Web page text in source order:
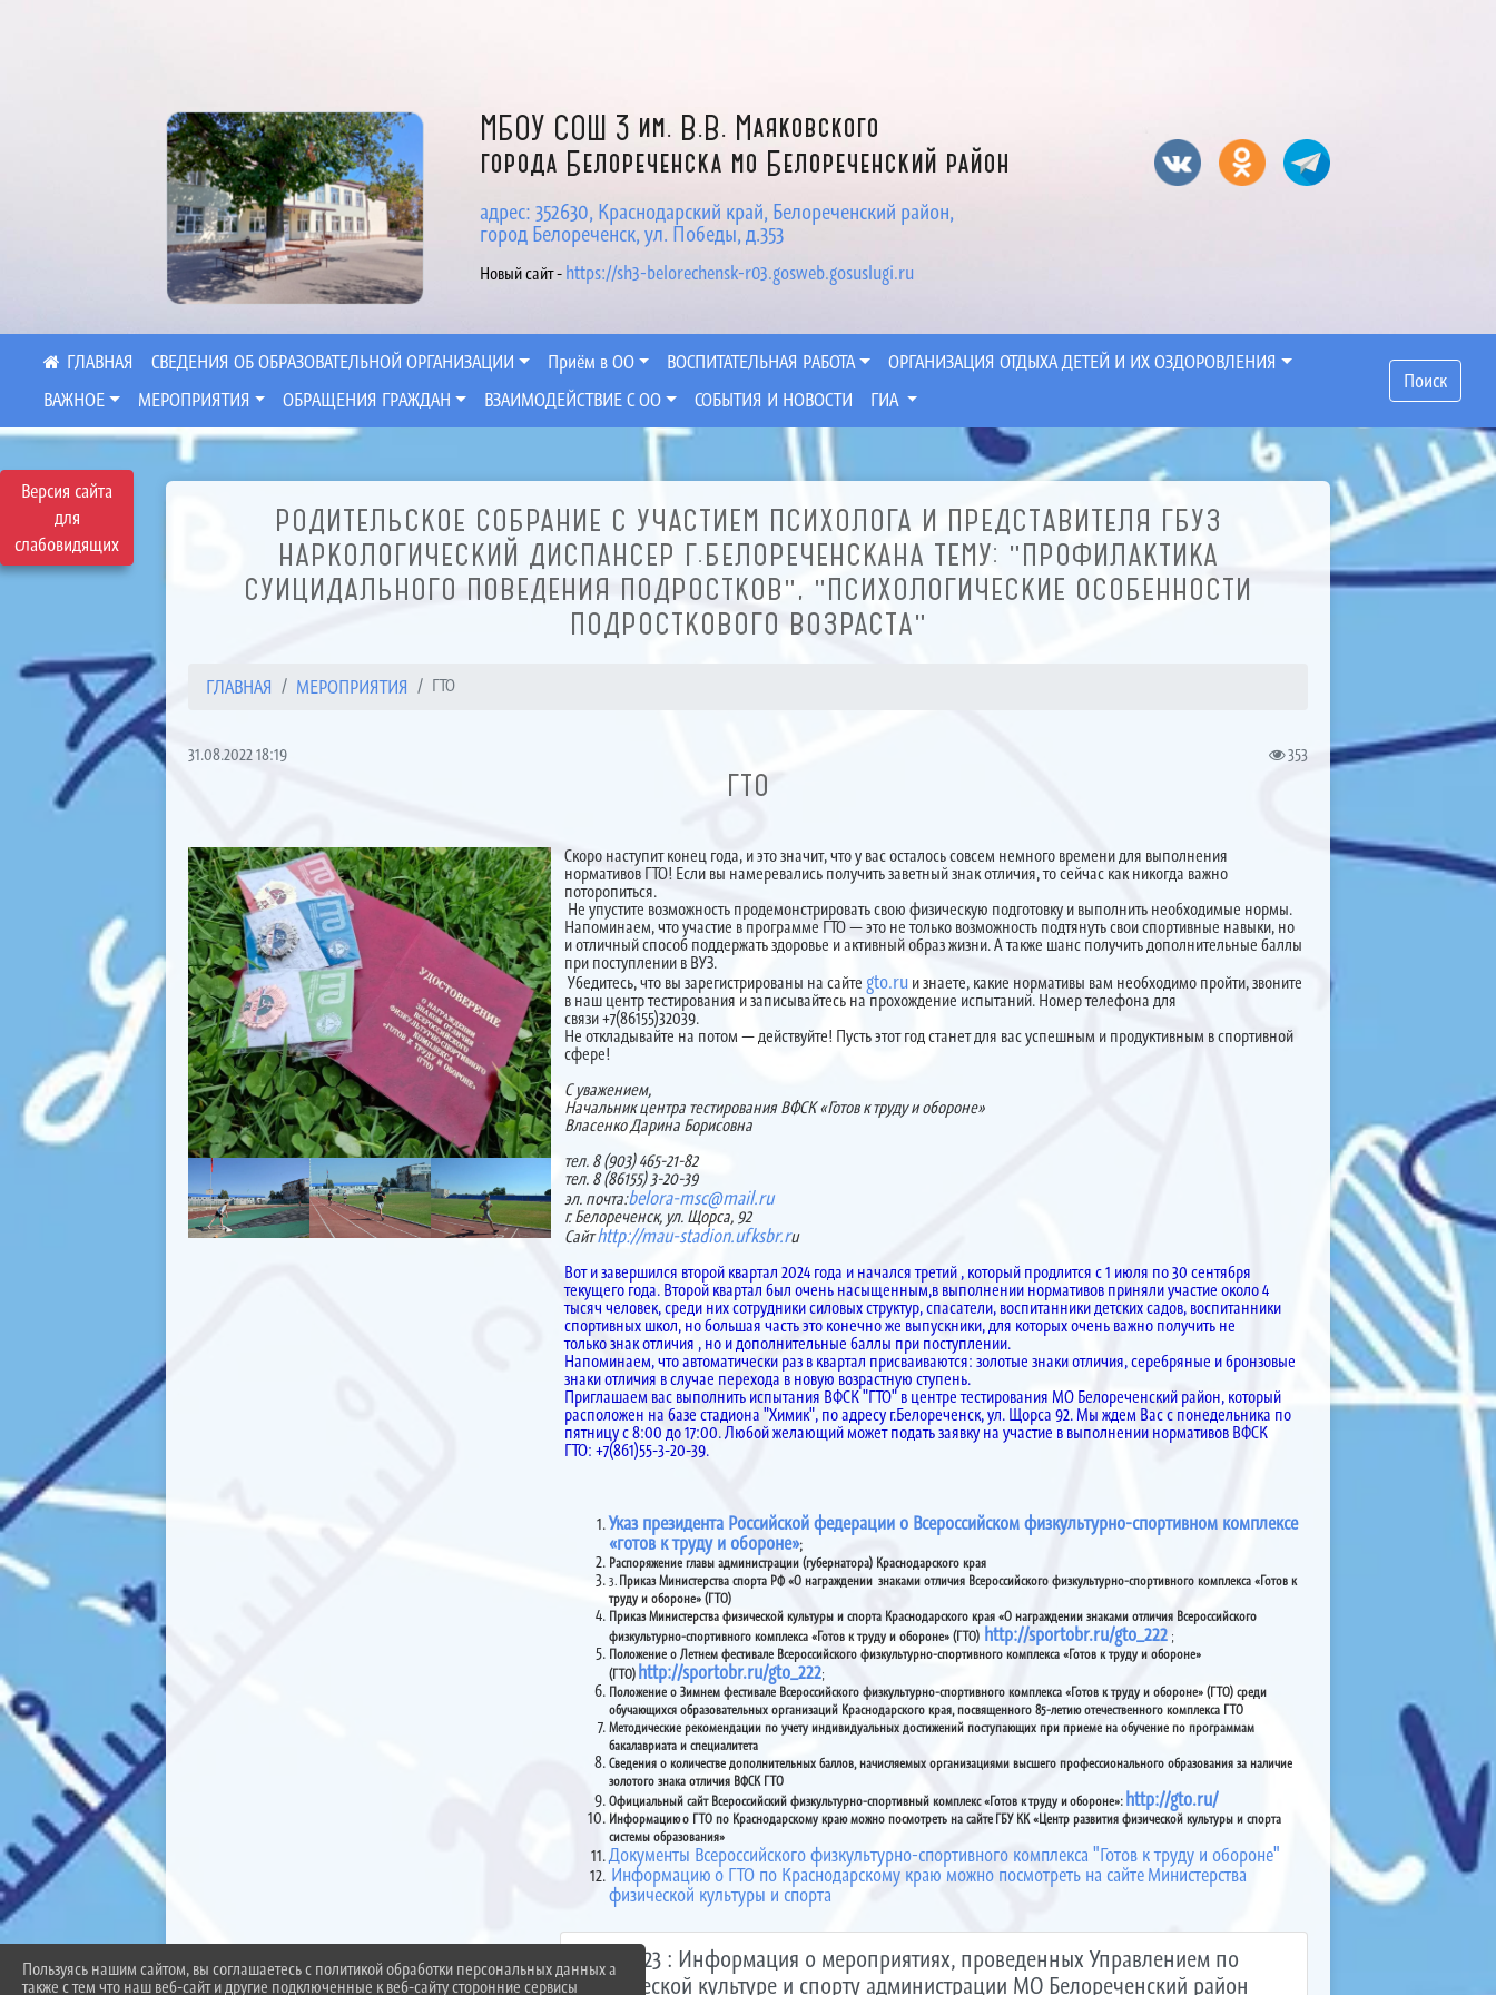
Версия сайта
для
слабовидящих
МБОУ СОШ 3 им. В.В. Маяковского
города Белореченска мо Белореченский район
адрес: 352630, Краснодарский край, Белореченский район,
город Белореченск, ул. Победы, д.353
Новый сайт - https://sh3-belorechensk-r03.gosweb.gosuslugi.ru
СВЕДЕНИЯ ОБ ОБРАЗОВАТЕЛЬНОЙ ОРГАНИЗАЦИИ Приём в ОО ВОСПИТАТЕЛЬНАЯ РАБОТА
ОРГАНИЗАЦИЯ ОТДЫХА ДЕТЕЙ И ИХ ОЗДОРОВЛЕНИЯ
ВАЖНОЕ
МЕРОПРИЯТИЯ ОБРАЩЕНИЯ ГРАЖДАН ВЗАИМОДЕЙСТВИЕ С ОО СОБЫТИЯ И НОВОСТИ ГИА
Поиск
РОДИТЕЛЬСКОЕ СОБРАНИЕ С УЧАСТИЕМ ПСИХОЛОГА И ПРЕДСТАВИТЕЛЯ ГБУЗ
НАРКОЛОГИЧЕСКИЙ ДИСПАНСЕР Г.БЕЛОРЕЧЕНСКАНА ТЕМУ: "ПРОФИЛАКТИКА
СУИЦИДАЛЬНОГО ПОВЕДЕНИЯ ПОДРОСТКОВ", "ПСИХОЛОГИЧЕСКИЕ ОСОБЕННОСТИ
ПОДРОСТКОВОГО ВОЗРАСТА"
ГЛАВНАЯ МЕРОПРИЯТИЯ ГТО
31.08.2022 18:19 353
ГТО
Скоро наступит конец года, и это значит, что у вас осталось совсем немного времени для выполнения
нормативов ГТО! Если вы намеревались получить заветный знак отличия, то сейчас как никогда важно
поторопиться.
Не упустите возможность продемонстрировать свою физическую подготовку и выполнить необходимые нормы.
Напоминаем, что участие в программе ГТО — это не только возможность подтянуть свои спортивные навыки, но
и отличный способ поддержать здоровье и активный образ жизни. А также шанс получить дополнительные баллы
при поступлении в ВУЗ.
Убедитесь, что вы зарегистрированы на сайте gto.ru и знаете, какие нормативы вам необходимо пройти, звоните
в наш центр тестирования и записывайтесь на прохождение испытаний. Номер телефона для
связи +7(86155)32039.
Не откладывайте на потом — действуйте! Пусть этот год станет для вас успешным и продуктивным в спортивной
сфере!
С уважением,
Начальник центра тестирования ВФСК «Готов к труду и обороне»
Власенко Дарина Борисовна
тел. 8 (903) 465-21-82
тел. 8 (86155) 3-20-39
эл. почта:belora-msc@mail.ru
г. Белореченск, ул. Щорса, 92
Сайтhttp://mau-stadion.ufksbr.ru
Вот и завершился второй квартал 2024 года и начался третий , который продлится с 1 июля по 30 сентября
текущего года. Второй квартал был очень насыщенным,в выполнении нормативов приняли участие около 4
тысяч человек, среди них сотрудники силовых структур, спасатели, воспитанники детских садов, воспитанники
спортивных школ, но большая часть это конечно же выпускники, для которых очень важно получить не
только знак отличия , но и дополнительные баллы при поступлении.
Напоминаем, что автоматически раз в квартал присваиваются: золотые знаки отличия, серебряные и бронзовые
знаки отличия в случае перехода в новую возрастную ступень.
Приглашаем вас выполнить испытания ВФСК "ГТО" в центре тестирования МО Белореченский район, который
расположен на базе стадиона "Химик", по адресу г.Белореченск, ул. Щорса 92. Мы ждем Вас с понедельника по
пятницу с 8:00 до 17:00. Любой желающий может подать заявку на участие в выполнении нормативов ВФСК
ГТО: +7(861)55-3-20-39.
Указ президента Российской федерации о Всероссийском физкультурно-спортивном комплексе
«готов к труду и обороне»;
Распоряжение главы администрации (губернатора) Краснодарского края
3. Приказ Министерства спорта РФ «О награждении знаками отличия Всероссийского физкультурно-спортивного комплекса «Готов к
труду и обороне» (ГТО)
Приказ Министерства физической культуры и спорта Краснодарского края «О награждении знаками отличия Всероссийского
физкультурно-спортивного комплекса «Готов к труду и обороне» (ГТО) http://sportobr.ru/gto_222 ;
Положение о Летнем фестивале Всероссийского физкультурно-спортивного комплекса «Готов к труду и обороне»
(ГТО) http://sportobr.ru/gto_222;
Положение о Зимнем фестивале Всероссийского физкультурно-спортивного комплекса «Готов к труду и обороне» (ГТО) среди
обучающихся образовательных организаций Краснодарского края, посвященного 85-летию отечественного комплекса ГТО
Методические рекомендации по учету индивидуальных достижений поступающих при приеме на обучение по программам
бакалавриата и специалитета
Сведения о количестве дополнительных баллов, начисляемых организациями высшего профессионального образования за наличие
золотого знака отличия ВФСК ГТО
Официальный сайт Всероссийский физкультурно-спортивный комплекс «Готов к труду и обороне»: http://gto.ru/
Информацию о ГТО по Краснодарскому краю можно посмотреть на сайте ГБУ КК «Центр развития физической культуры и спорта
системы образования»
Документы Всероссийского физкультурно-спортивного комплекса "Готов к труду и обороне"
Информацию о ГТО по Краснодарскому краю можно посмотреть на сайте Министерства
физической культуры и спорта
ГТО 2023 : Информация о мероприятиях, проведенных Управлением по
физической культуре и спорту администрации МО Белореченский район
Пользуясь нашим сайтом, вы соглашаетесь с политикой обработки персональных данных а
также с тем что наш веб-сайт и другие подключенные к веб-сайту сторонние сервисы